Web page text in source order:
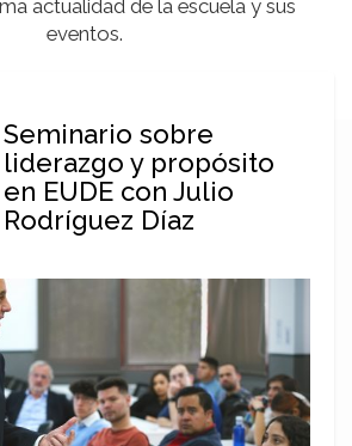
actualidad de la escuela y sus
eventos.
Seminario sobre
liderazgo y propósito
en EUDE con Julio
Rodríguez Díaz